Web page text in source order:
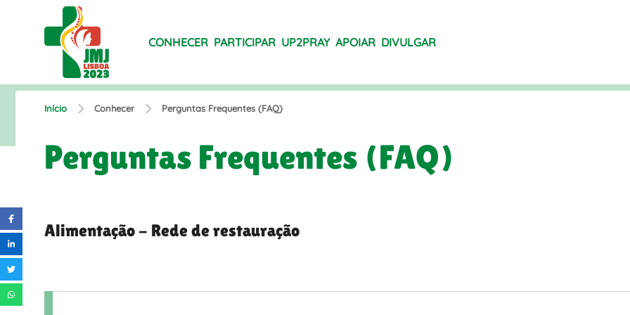
CONHECER PARTICIPAR UP2PRAY APOIAR DIVULGAR
Início Conhecer Perguntas Frequentes (FAQ)
Perguntas Frequentes (FAQ)
Alimentação - Rede de restauração